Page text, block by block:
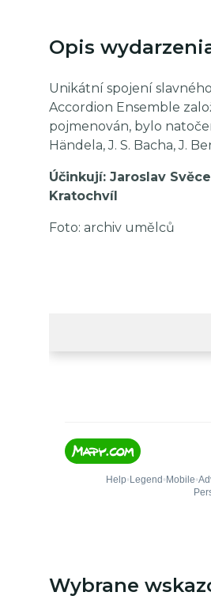
Opis
Unikátní spojení
Accordion Ensemble
pojmenován, bylo
Händela, J. S. Bacha, J.
Účinkují: Jaroslav
Kratochvíl
Foto: archiv umělců
Wybrane